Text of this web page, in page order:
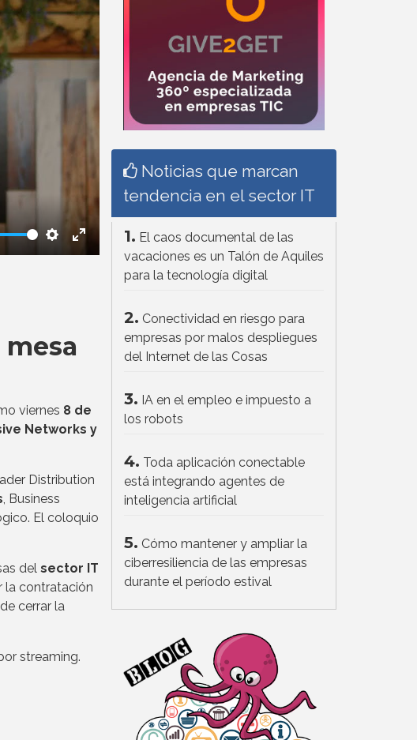
Settings
Enter
fullscreen
viernes 8 de
Networks y
Distribution
, Business
El coloquio
del sector IT
la contratación
cerrar la
streaming.
Noticias que marcan
tendencia en el sector IT
1. El caos documental de las
vacaciones es un Talón de Aquiles
para la tecnología digital
2. Conectividad en riesgo para
empresas por malos despliegues
del Internet de las Cosas
3. IA en el empleo e impuesto a
los robots
4. Toda aplicación conectable
está integrando agentes de
inteligencia artificial
5. Cómo mantener y ampliar la
ciberresiliencia de las empresas
durante el período estival